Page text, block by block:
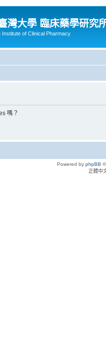
灣大學 臨床藥學研究
Institute of Clinical Pharmacy
嗎？
Powered by phpBB
正體中